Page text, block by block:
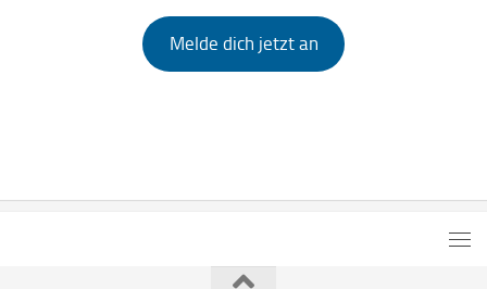
Melde dich jetzt an